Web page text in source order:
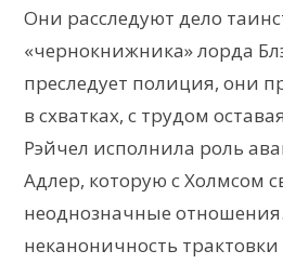
Они расследуют дело
«чернокнижника» лорда
преследует полиция, они
в схватках, с трудом
Рэйчел исполнила роль
Адлер, которую с Холмсом
неоднозначные
неканоничность